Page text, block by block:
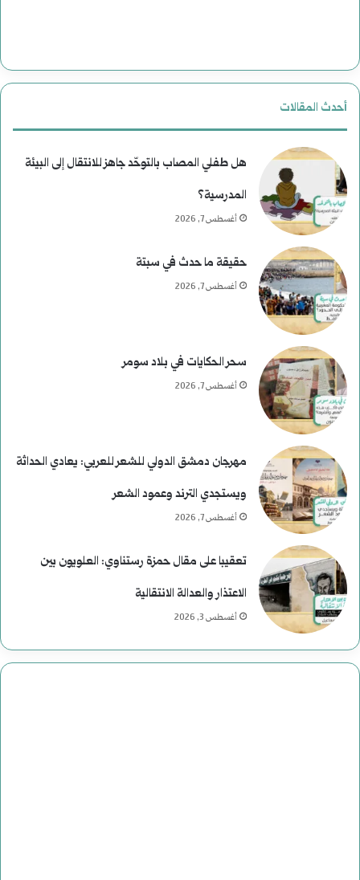
أحدث المقالات
هل طفلي المصاب بالتوحّد جاهز للانتقال إلى البيئة
المدرسية؟
أغسطس 7, 2026
حقيقة ما حدث في سبتة
أغسطس 7, 2026
سحر الحكايات في بلاد سومر
أغسطس 7, 2026
مهرجان دمشق الدولي للشعر للعربي: يعادي الحداثة
ويستجدي الترند وعمود الشعر
أغسطس 7, 2026
تعقيبا على مقال حمزة رستناوي: العلويون بين
الاعتذار والعدالة الانتقالية
أغسطس 3, 2026